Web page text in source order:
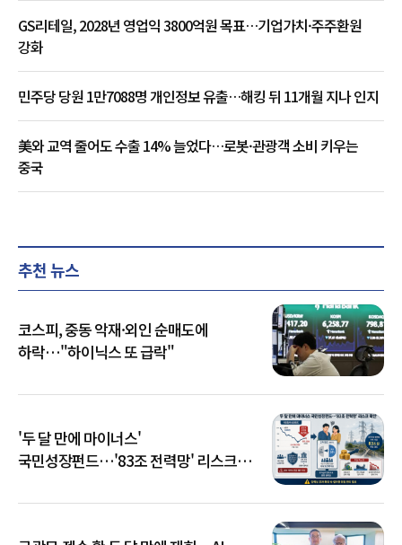
GS리테일, 2028년 영업익 3800억원 목표…기업가치·주주환원
강화
민주당 당원 1만7088명 개인정보 유출…해킹 뒤 11개월 지나 인지
美와 교역 줄어도 수출 14% 늘었다…로봇·관광객 소비 키우는
중국
추천 뉴스
코스피, 중동 악재·외인 순매도에
하락…"하이닉스 또 급락"
'두 달 만에 마이너스'
국민성장펀드…'83조 전력망' 리스크